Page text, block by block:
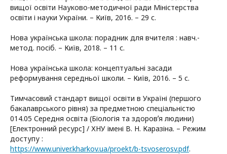
вищої освіти Науково-методичної ради Міністерства
освіти і науки України. – Київ, 2016. – 29 с.
Нова українська школа: порадник для вчителя : навч.-
метод. посіб. – Київ, 2018. – 11 с.
Нова українська школа: концептуальні засади
реформування середньої школи. – Київ, 2016. – 5 с.
Тимчасовий стандарт вищої освіти в Україні (першого
бакалаврського рівня) за предметною спеціальністю
014.05 Середня освіта (Біологія та здоровʼя людини)
[Електронний ресурс] / ХНУ імені В. Н. Каразіна. – Режим
доступу :
https://www.univer.kharkov.ua/proekt/b-tsvoserosv.pdf.